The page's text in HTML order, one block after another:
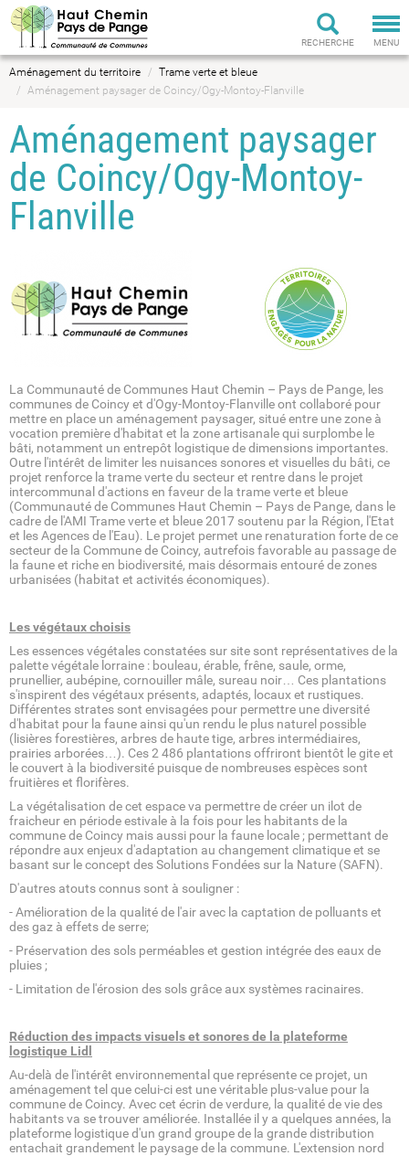
MENU
RECHERCHE
Aménagement du territoire
Trame verte et bleue
Aménagement paysager de Coincy/Ogy-Montoy-Flanville
Aménagement paysager
de Coincy/Ogy-Montoy-
Flanville
La Communauté de Communes Haut Chemin – Pays de Pange, les
communes de Coincy et d'Ogy-Montoy-Flanville ont collaboré pour
mettre en place un aménagement paysager, situé entre une zone à
vocation première d'habitat et la zone artisanale qui surplombe le
bâti, notamment un entrepôt logistique de dimensions importantes.
Outre l'intérêt de limiter les nuisances sonores et visuelles du bâti, ce
projet renforce la trame verte du secteur et rentre dans le projet
intercommunal d'actions en faveur de la trame verte et bleue
(Communauté de Communes Haut Chemin – Pays de Pange, dans le
cadre de l'AMI Trame verte et bleue 2017 soutenu par la Région, l'Etat
et les Agences de l'Eau). Le projet permet une renaturation forte de ce
secteur de la Commune de Coincy, autrefois favorable au passage de
la faune et riche en biodiversité, mais désormais entouré de zones
urbanisées (habitat et activités économiques).
Les végétaux choisis
Les essences végétales constatées sur site sont représentatives de la
palette végétale lorraine : bouleau, érable, frêne, saule, orme,
prunellier, aubépine, cornouiller mâle, sureau noir… Ces plantations
s'inspirent des végétaux présents, adaptés, locaux et rustiques.
Différentes strates sont envisagées pour permettre une diversité
d'habitat pour la faune ainsi qu'un rendu le plus naturel possible
(lisières forestières, arbres de haute tige, arbres intermédiaires,
prairies arborées…). Ces 2 486 plantations offriront bientôt le gite et
le couvert à la biodiversité puisque de nombreuses espèces sont
fruitières et florifères.
La végétalisation de cet espace va permettre de créer un ilot de
fraicheur en période estivale à la fois pour les habitants de la
commune de Coincy mais aussi pour la faune locale ; permettant de
répondre aux enjeux d'adaptation au changement climatique et se
basant sur le concept des Solutions Fondées sur la Nature (SAFN).
D'autres atouts connus sont à souligner :
- Amélioration de la qualité de l'air avec la captation de polluants et
des gaz à effets de serre;
- Préservation des sols perméables et gestion intégrée des eaux de
pluies ;
- Limitation de l'érosion des sols grâce aux systèmes racinaires.
Réduction des impacts visuels et sonores de la plateforme
logistique Lidl
Au-delà de l'intérêt environnemental que représente ce projet, un
aménagement tel que celui-ci est une véritable plus-value pour la
commune de Coincy. Avec cet écrin de verdure, la qualité de vie des
habitants va se trouver améliorée. Installée il y a quelques années, la
plateforme logistique d'un grand groupe de la grande distribution
entachait grandement le paysage de la commune. L'extension nord